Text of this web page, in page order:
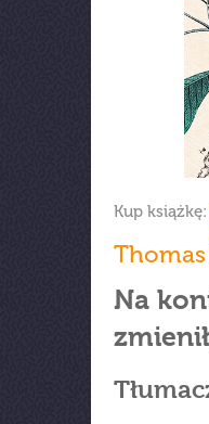
Kup książkę:
Na